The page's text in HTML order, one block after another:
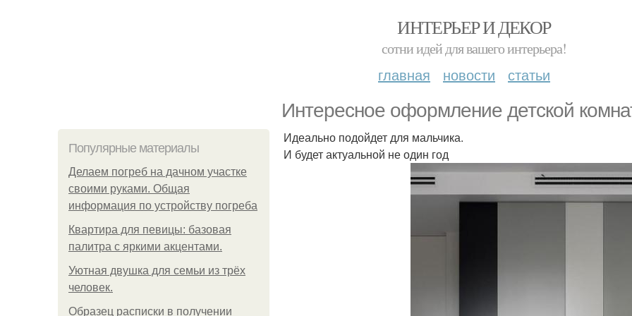
ИНТЕРЬЕР И ДЕКОР
сотни идей для вашего интерьера!
главная новости статьи
Интересное оформление детской
Популярные материалы
Делаем погреб на дачном участке
своими руками. Общая
информация по устройству погреба
Квартира для певицы: базовая
палитра с яркими акцентами.
Уютная двушка для семьи из трёх
человек.
Образец расписки в получении
Идеально подойдет для мальчика.
И будет актуальной не один год